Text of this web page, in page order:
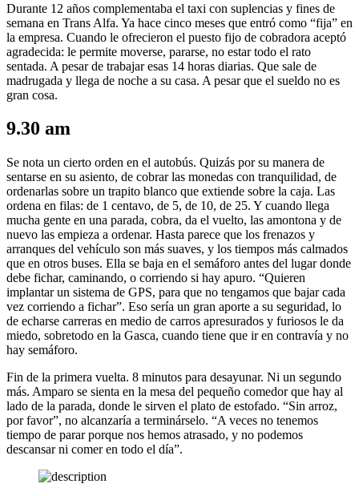
Durante 12 años complementaba el taxi con suplencias y fines de
semana en Trans Alfa. Ya hace cinco meses que entró como “fija” en
la empresa. Cuando le ofrecieron el puesto fijo de cobradora aceptó
agradecida: le permite moverse, pararse, no estar todo el rato
sentada. A pesar de trabajar esas 14 horas diarias. Que sale de
madrugada y llega de noche a su casa. A pesar que el sueldo no es
gran cosa.
9.30 am
Se nota un cierto orden en el autobús. Quizás por su manera de
sentarse en su asiento, de cobrar las monedas con tranquilidad, de
ordenarlas sobre un trapito blanco que extiende sobre la caja. Las
ordena en filas: de 1 centavo, de 5, de 10, de 25. Y cuando llega
mucha gente en una parada, cobra, da el vuelto, las amontona y de
nuevo las empieza a ordenar. Hasta parece que los frenazos y
arranques del vehículo son más suaves, y los tiempos más calmados
que en otros buses. Ella se baja en el semáforo antes del lugar donde
debe fichar, caminando, o corriendo si hay apuro. “Quieren
implantar un sistema de GPS, para que no tengamos que bajar cada
vez corriendo a fichar”. Eso sería un gran aporte a su seguridad, lo
de echarse carreras en medio de carros apresurados y furiosos le da
miedo, sobretodo en la Gasca, cuando tiene que ir en contravía y no
hay semáforo.
Fin de la primera vuelta. 8 minutos para desayunar. Ni un segundo
más. Amparo se sienta en la mesa del pequeño comedor que hay al
lado de la parada, donde le sirven el plato de estofado. “Sin arroz,
por favor”, no alcanzaría a terminárselo. “A veces no tenemos
tiempo de parar porque nos hemos atrasado, y no podemos
descansar ni comer en todo el día”.